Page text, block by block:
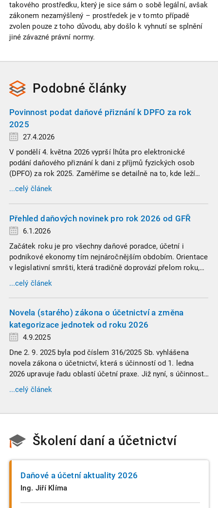
takového prostředku, který je sice sám o sobě legální, avšak
zákonem nezamýšlený – prostředek je v tomto případě
zvolen pouze z toho důvodu, aby došlo k vyhnutí se splnění
jiné závazné právní normy.
Podobné články
Povinnost podat daňové přiznání k DPFO za rok
2025
27.4.2026
V pondělí 4. května 2026 vyprší lhůta pro elektronické
podání daňového přiznání k dani z příjmů fyzických osob
(DPFO) za rok 2025. Zaměříme se detailně na to, kde leží
hranice povinnosti přiznání podat, jaké jsou nejčastější
chytáky v soubězích příjmů a na co si dát v roce 2026
...celý článek
Přehled daňových novinek pro rok 2026 od GFŘ
6.1.2026
Začátek roku je pro všechny daňové poradce, účetní i
podnikové ekonomy tím nejnáročnějším obdobím. Orientace
v legislativní smršti, která tradičně doprovází přelom roku,
vyžaduje nastudovat všechny novely a doprovodné
informace. Generální finanční ředitelství (GFŘ) zveřejnilo
žádného daňového profesionála.
...celý článek
Novela (starého) zákona o účetnictví a změna
kategorizace jednotek od roku 2026
4.9.2025
Dne 2. 9. 2025 byla pod číslem 316/2025 Sb. vyhlášena
novela zákona o účetnictví, která s účinností od 1. ledna
2026 upravuje řadu oblastí účetní praxe. Již nyní, s účinností
od 3. září 2025, platí nová, zvýšená kritéria pro zařazení firem
do velikostních a použijí se zpětně již pro účetní období
...celý článek
Školení daní a účetnictví
Daňové a účetní aktuality 2026
Ing. Jiří Klíma